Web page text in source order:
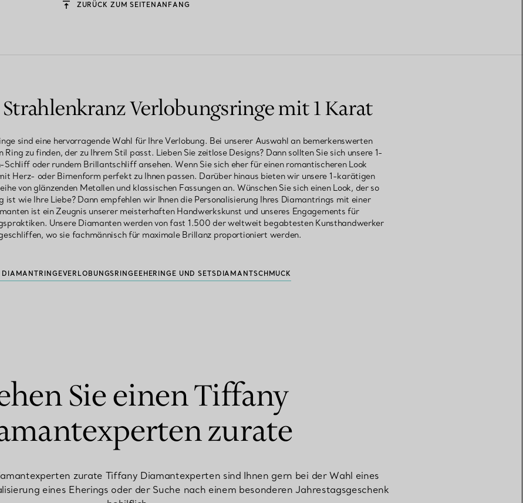
ZURÜCK ZUM SEITENANFANG
Verlobungsringe mit 1 Karat
sind eine hervorragende Wahl für Ihre Verlobung. Bei unserer Auswahl an bemerkenswerten
Ring zu finden, der zu Ihrem Stil passt. Lieben Sie zeitlose Designs? Dann sollten Sie sich unsere 1-
oder rundem Brillantschliff ansehen. Wenn Sie sich eher für einen romantischeren Look
Herz- oder Birnenform perfekt zu Ihnen passen. Darüber hinaus bieten wir unsere 1-karätigen
von glänzenden Metallen und klassischen Fassungen an. Wünschen Sie sich einen Look, der so
ist wie Ihre Liebe? Dann empfehlen wir Ihnen die Personalisierung Ihres Diamantrings mit einer
ist ein Zeugnis unserer meisterhaften Handwerkskunst und unseres Engagements für
Unsere Diamanten werden von fast 1.500 der weltweit begabtesten Kunsthandwerker
wo sie fachmännisch für maximale Brillanz proportioniert werden.
VERLOBUNGSRINGE EHERINGE UND SETS DIAMANTSCHMUCK
Sie einen Tiffany
zurate
zurate Tiffany Diamantexperten sind Ihnen gern bei der Wahl eines
eines Eherings oder der Suche nach einem besonderen Jahrestagsgeschenk